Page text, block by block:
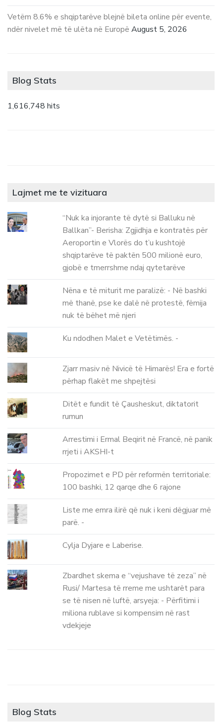
Vetëm 8.6% e shqiptarëve blejnë bileta online për evente,
ndër nivelet më të ulëta në Europë August 5, 2026
Blog Stats
1,616,748 hits
Lajmet me te vizituara
“Nuk ka injorante të dytë si Balluku në
Ballkan”- Berisha: Zgjidhja e kontratës për
Aeroportin e Vlorës do t’u kushtojë
shqiptarëve të paktën 500 milionë euro,
gjobë e tmerrshme ndaj qytetarëve
Nëna e të miturit me paralizë: - Në bashki
më thanë, pse ke dalë në protestë, fëmija
nuk të bëhet më njeri
Ku ndodhen Malet e Vetëtimës. -
Zjarr masiv në Nivicë të Himarës! Era e fortë
përhap flakët me shpejtësi
Ditët e fundit të Çausheskut, diktatorit
rumun
Arrestimi i Ermal Beqirit në Francë, në panik
rrjeti i AKSHI-t
Propozimet e PD për reformën territoriale:
100 bashki, 12 qarqe dhe 6 rajone
Liste me emra ilirë që nuk i keni dëgjuar më
parë. -
Cylja Dyjare e Laberise.
Zbardhet skema e “vejushave të zeza” në
Rusi/ Martesa të rreme me ushtarët para
se të nisen në luftë, arsyeja: - Përfitimi i
miliona rublave si kompensim në rast
vdekjeje
Blog Stats